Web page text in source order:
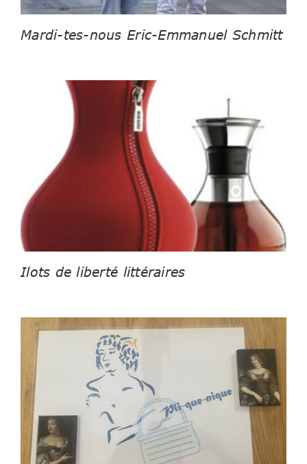
Mardi-tes-nous Eric-Emmanuel Schmitt
Ilots de liberté littéraires